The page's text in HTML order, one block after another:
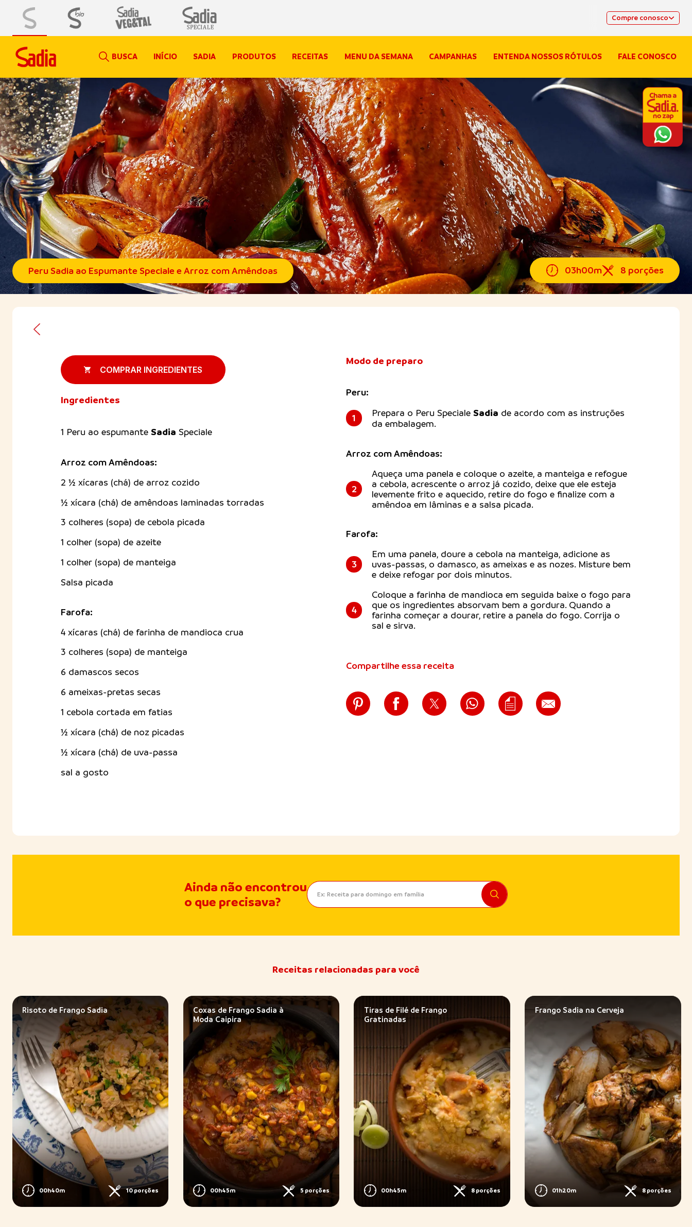
Compre conosco
BUSCA INÍCIO SADIA PRODUTOS RECEITAS MENU DA SEMANA CAMPANHAS ENTENDA NOSSOS RÓTULOS FALE CONOSCO
Peru Sadia ao Espumante Speciale e Arroz com Amêndoas 03h00m 8 porções
COMPRAR INGREDIENTES
Ingredientes
1 Peru ao espumante Sadia Speciale
Arroz com Amêndoas:
2 ½ xícaras (chá) de arroz cozido
½ xícara (chá) de amêndoas laminadas torradas
3 colheres (sopa) de cebola picada
1 colher (sopa) de azeite
1 colher (sopa) de manteiga
Salsa picada
Farofa:
4 xícaras (chá) de farinha de mandioca crua
3 colheres (sopa) de manteiga
6 damascos secos
6 ameixas-pretas secas
1 cebola cortada em fatias
½ xícara (chá) de noz picadas
½ xícara (chá) de uva-passa
sal a gosto
Modo de preparo
Peru:
1 Prepara o Peru SpecialeSadia de acordo com as instruções
da embalagem.
Arroz com Amêndoas:
2
Aqueça uma panela e coloque o azeite, a manteiga e refogue
a cebola, acrescente o arroz já cozido, deixe que ele esteja
levemente frito e aquecido, retire do fogo e finalize com a
amêndoa em lâminas e a salsa picada.
Farofa:
3
Em uma panela, doure a cebola na manteiga, adicione as
uvas-passas, o damasco, as ameixas e as nozes. Misture bem
e deixe refogar por dois minutos.
4
Coloque a farinha de mandioca em seguida baixe o fogo para
que os ingredientes absorvam bem a gordura. Quando a
farinha começar a dourar, retire a panela do fogo. Corrija o
sal e sirva.
Compartilhe essa receita
Ainda não encontrou
o que precisava?
Receitas relacionadas para você
00h40m 10 porções
Risoto de Frango Sadia
00h45m 5 porções
Coxas de Frango Sadia à
Moda Caipira
00h45m 8 porções
Tiras de Filé de Frango
Gratinadas
01h20m 8 porções
Frango Sadia na Cerveja